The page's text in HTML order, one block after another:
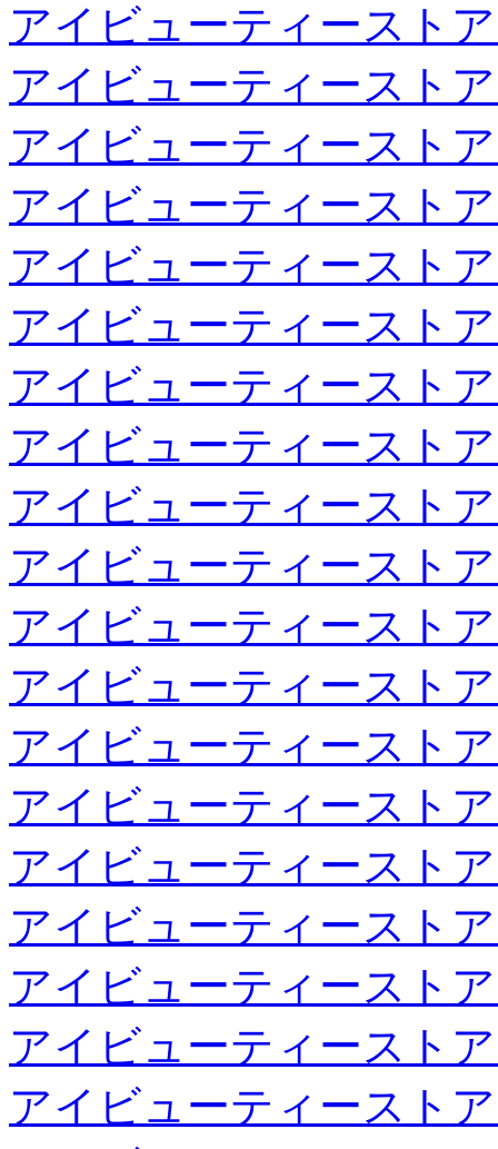
アイビューティースト
アイビューティースト
アイビューティースト
アイビューティースト
アイビューティースト
アイビューティースト
アイビューティースト
アイビューティースト
アイビューティースト
アイビューティースト
アイビューティースト
アイビューティースト
アイビューティースト
アイビューティースト
アイビューティースト
アイビューティースト
アイビューティースト
アイビューティースト
アイビューティースト